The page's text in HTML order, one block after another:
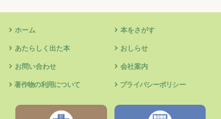
ホーム 本をさがす
あたらしく出た本 おしらせ
お問い合わせ 会社案内
著作物の利用について プライバシーポリシー